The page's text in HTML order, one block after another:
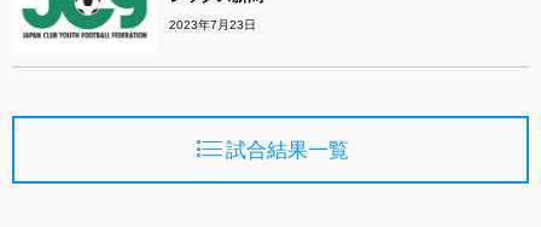
2023年7月23日
試合結果一覧